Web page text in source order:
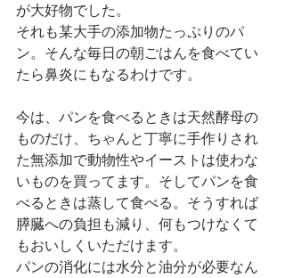
が大好物でした。
それも某大手の添加物たっぷりのパ
ン。そんな毎日の朝ごはんを食べてい
たら鼻炎にもなるわけです。
今は、パンを食べるときは天然酵母の
ものだけ、ちゃんと丁寧に手作りされ
た無添加で動物性やイーストは使わな
いものを買ってます。そしてパンを食
べるときは蒸して食べる。そうすれば
膵臓への負担も減り、何もつけなくて
もおいしくいただけます。
パンの消化には水分と油分が必要なん